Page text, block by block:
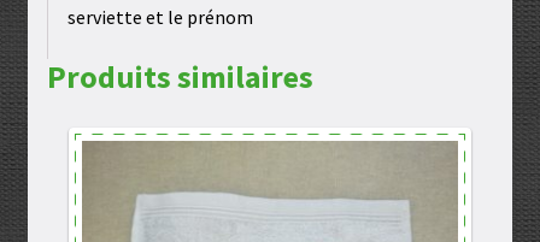
serviette et le prénom
Produits similaires